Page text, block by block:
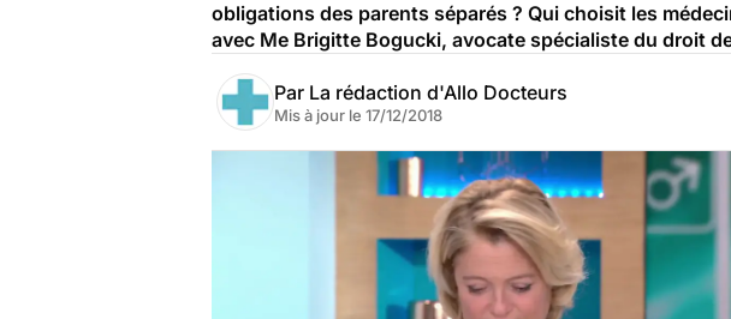
obligations des parents séparés ? Qui choisit les
avec Me Brigitte Bogucki, avocate spécialiste du droit
Par La rédaction d'Allo Docteurs
Mis à jour le 17/12/2018